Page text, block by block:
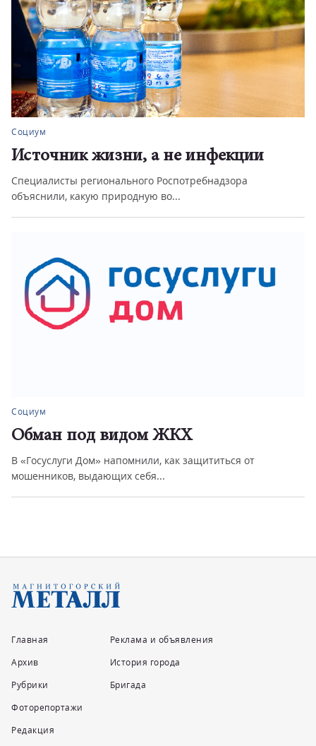
Социум
Источник жизни, а не инфекции
Специалисты регионального Роспотребнадзора
объяснили, какую природную во...
Социум
Обман под видом ЖКХ
В «Госуслуги Дом» напомнили, как защититься от
мошенников, выдающих себя...
Главная
Архив
Рубрики
Фоторепортажи
Редакция
Реклама и объявления
История города
Бригада